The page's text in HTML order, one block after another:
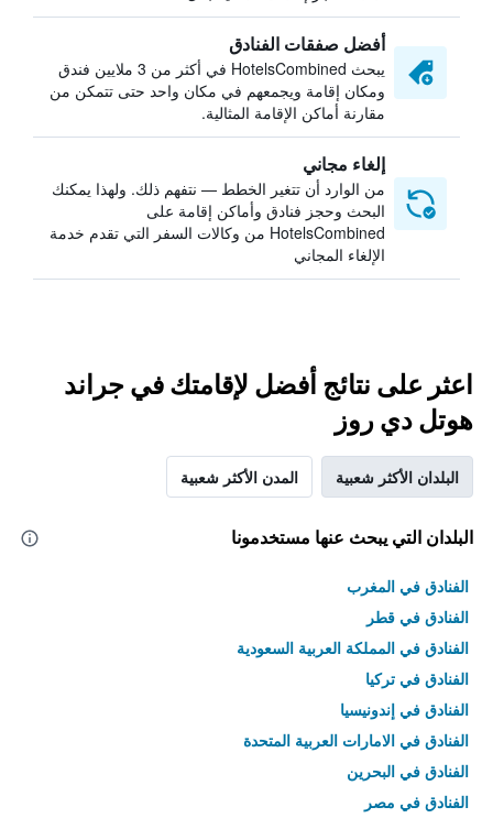
أفضل صفقات الفنادق
يبحث HotelsCombined في أكثر من 3 ملايين فندق
ومكان إقامة ويجمعهم في مكان واحد حتى تتمكن من
مقارنة أماكن الإقامة المثالية.
إلغاء مجاني
من الوارد أن تتغير الخطط — نتفهم ذلك. ولهذا يمكنك
البحث وحجز فنادق وأماكن إقامة على
HotelsCombined من وكالات السفر التي تقدم خدمة
الإلغاء المجاني
اعثر على نتائج أفضل لإقامتك في جراند
هوتل دي روز
البلدان الأكثر شعبية المدن الأكثر شعبية
البلدان التي يبحث عنها مستخدمونا
الفنادق في المغرب
الفنادق في قطر
الفنادق في المملكة العربية السعودية
الفنادق في تركيا
الفنادق في إندونيسيا
الفنادق في الامارات العربية المتحدة
الفنادق في البحرين
الفنادق في مصر